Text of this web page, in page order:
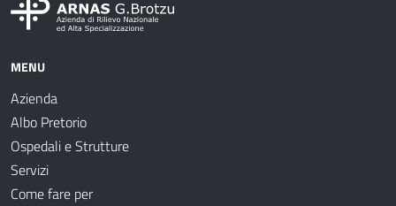
MENU
Azienda
Albo Pretorio
Ospedali e Strutture
Servizi
Come fare per